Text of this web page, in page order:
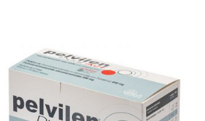
Piatta: Sconti fino al 55% validi
solo per OGGI!